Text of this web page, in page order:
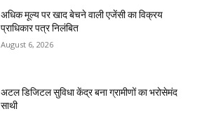
अधिक मूल्य पर खाद बेचने वाली एजेंसी का विक्रय
प्राधिकार पत्र निलंबित
August 6, 2026
अटल डिजिटल सुविधा केंद्र बना ग्रामीणों का भरोसेमंद
साथी